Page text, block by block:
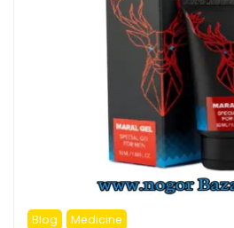
Blog Medicine